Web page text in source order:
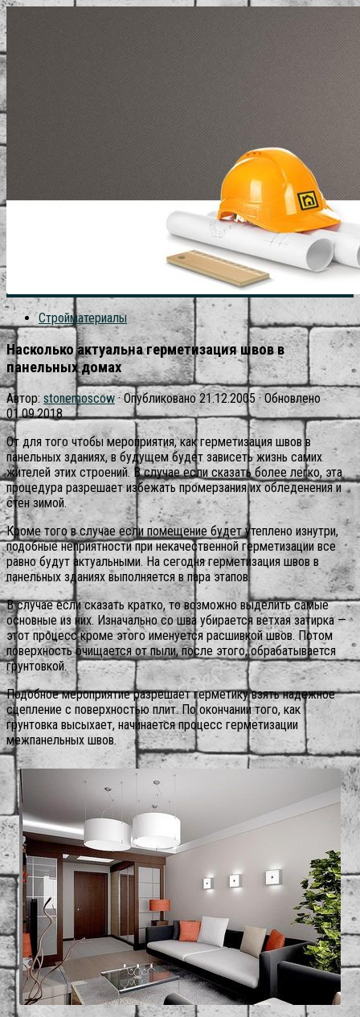
Стройматериалы
Насколько актуальна герметизация швов в
панельных домах
Автор: stonemoscow · Опубликовано21.12.2005· Обновлено
01.09.2018
От для того чтобы мероприятия, как герметизация швов в
панельных зданиях, в будущем будет зависеть жизнь самих
жителей этих строений. В случае если сказать более легко, эта
процедура разрешает избежать промерзания их обледенения и
стен зимой.
Кроме того в случае если помещение будет утеплено изнутри,
подобные неприятности при некачественной герметизации все
равно будут актуальными. На сегодня герметизация швов в
панельных зданиях выполняется в пара этапов.
В случае если сказать кратко, то возможно выделить самые
основные из них. Изначально со шва убирается ветхая затирка —
этот процесс кроме этого именуется расшивкой швов. Потом
поверхность очищается от пыли, после этого, обрабатывается
грунтовкой.
Подобное мероприятие разрешает герметику взять надежное
сцепление с поверхностью плит. По окончании того, как
грунтовка высыхает, начинается процесс герметизации
межпанельных швов.